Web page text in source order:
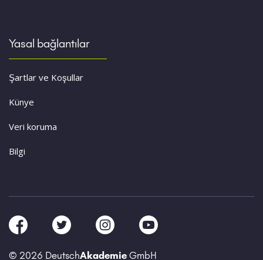
Yasal bağlantılar
Şartlar ve Koşullar
Künye
Veri koruma
Bilgi
© 2026 DeutschAkademie GmbH